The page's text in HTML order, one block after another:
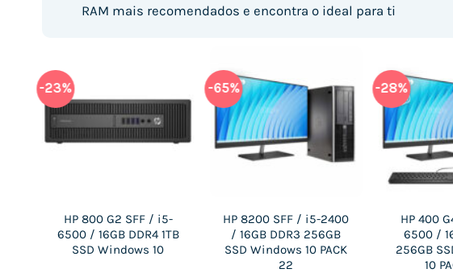
RAM mais recomendados e encontra o ideal para ti
-23%
HP 800 G2 SFF / i5-
6500 / 16GB DDR4 1TB
SSD Windows 10
-65%
HP 8200 SFF / i5-2400
/ 16GB DDR3 256GB
SSD Windows 10 PACK
22
-28%
HP 400
6500 /
256GB
10
-53%
Lenovo L14 GEN 3 14″ /
i5-1235U / 16GB DDR4
-49%
Lenovo L13 GEN 4 13.3″
/ i7-1355U / 16GB
DDR5 1TB M.2 NVMe
-56%
Lenovo
/ i7-
DDR5